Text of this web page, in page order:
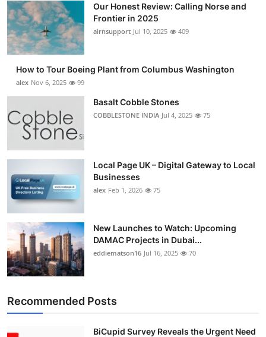
Our Honest Review: Calling Norse and
Frontier in 2025
airnsupport Jul 10, 2025 409
How to Tour Boeing Plant from Columbus Washington
alex Nov 6, 2025 99
Basalt Cobble Stones
COBBLESTONE INDIA Jul 4, 2025 75
Local Page UK – Digital Gateway to Local
Businesses
alex Feb 1, 2026 75
New Launches to Watch: Upcoming
DAMAC Projects in Dubai...
eddiematson16 Jul 16, 2025 70
Recommended Posts
BiCupid Survey Reveals the Urgent Need